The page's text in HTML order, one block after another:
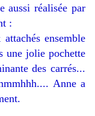
aussi réalisée par
:
ensemble
une jolie pochette
des carrés...
Anne a